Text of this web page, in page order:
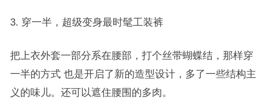
3. 穿一半，超级变身最时髦工装裤
把上衣外套一部分系在腰部，打个丝带蝴蝶结，那样穿
一半的方式 也是开启了新的造型设计，多了一些结构主
义的味儿。还可以遮住腰围的多肉。